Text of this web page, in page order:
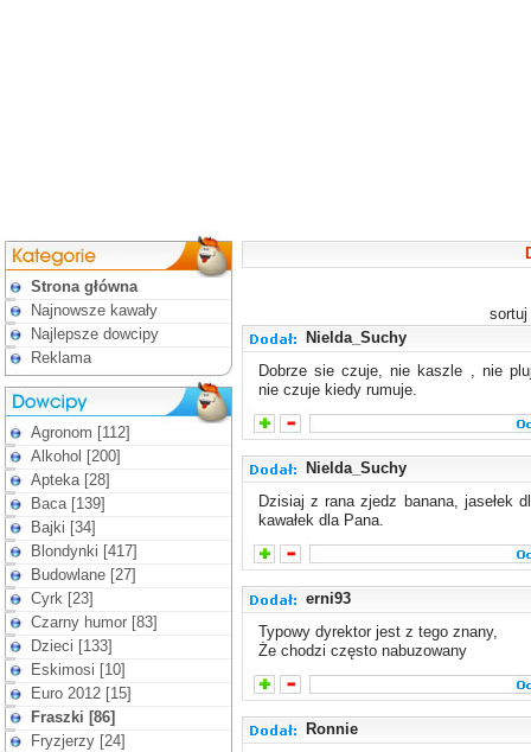
Strona główna
Najnowsze kawały
Najlepsze dowcipy
Reklama
Agronom [112]
Alkohol [200]
Apteka [28]
Baca [139]
Bajki [34]
Blondynki [417]
Budowlane [27]
Cyrk [23]
Czarny humor [83]
Dzieci [133]
Eskimosi [10]
Euro 2012 [15]
Fraszki [86]
Fryzjerzy [24]
Nielda_Suchy
Dobrze sie czuje, nie kaszle , nie
nie czuje kiedy rumuje.
Nielda_Suchy
Dzisiaj z rana zjedz banana, jasełek
kawałek dla Pana.
erni93
Typowy dyrektor jest z tego znany,
Że chodzi często nabuzowany
Ronnie